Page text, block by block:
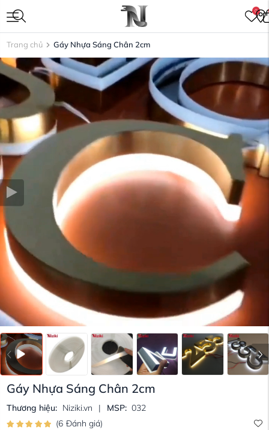
0
Trang chủ Gáy Nhựa Sáng Chân 2cm
Gáy Nhựa Sáng Chân 2cm
Thương hiệu: Niziki.vn | MSP: 032
(6 Đánh giá)